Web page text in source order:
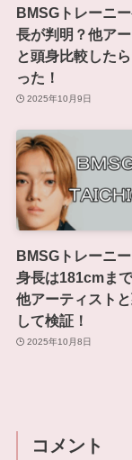
BMSGトレーニ
長が判明？他ア
と頭身比較した
った！
2025年10月9日
BMSGトレーニ
身長は181cmま
他アーティスト
して検証！
2025年10月8日
コメント